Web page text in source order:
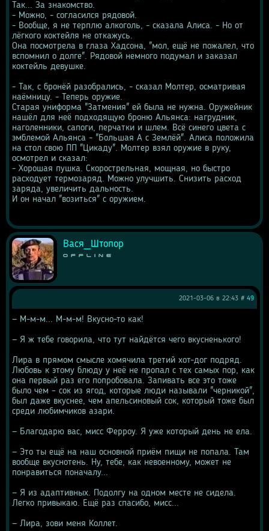
Так... За знакомство.
- Можно, - согласился рядовой.
- Вообще, я не терплю алкоголь, - сказала Алиса. - Но от
лёгкого коктейля не откажусь.
Она посмотрела в глаза Хадсона, "мол, ещё не пожалел, что
вспомнил о долге". Рядовой немного подумал и заказал
коктейль девушке.
- Так, с бронёй разобрались, - сказал Молтер, осматривая
наёмницу. - Теперь оружие.
Старая униформа "Затмения" ей была не нужна. Оружейник
нашёл для неё подходящую броню Альянса: нагрудник,
наголенники, сапоги, перчатки и шлем. Всё синего цвета с
эмблемой Альянса - "Большая А с Землёй". Алиса положила
на стол свою ПП "Цикаду". Молтер взял оружие в руку,
осмотрел и сказал:
- Хорошая пушка. Скорострельная, мощная, но быстро
расходует термозаряд. Можно улучшить. Снизить расход
заряда, увеличить дальность.
И он начал "возиться" с оружием.
Вася_Штопор
Offline
2021-03-06 в 22:43 # 49
— М-м-м... М-м-м! Вкусно-то как!
— Я ж тебе говорила, что тут найдётся чего вкусненького!
Лира в прямом смысле хомячила третий хот-дог подряд.
Любовь к этому блюду у неё не пропал с тех самых пор, как
она первый раз его попробовала. Запивать все это тоже
было чем – сок из ягод, которые люди называли "черникой",
был даже вкуснее, чем апельсиновый сок, который тоже был
среди любимчиков азари.
— Благодарю вас, мисс Ферроу. Я уже который день не ела.
— Это ты ещё на наш основной приём пищи не попала. Там
вообще вкуснотень. Ну, тебе, как невоенному, может не
понравиться поначалу...
— Я из адаптивных. Подолгу на одном месте не сидела.
Легко привыкаю. Ещё раз спасибо, мисс...
— Лира, зови меня Коллет.